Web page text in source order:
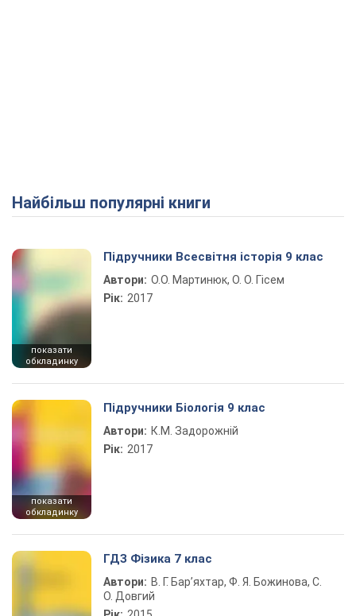
Найбільш популярні книги
показати
обкладинку
Підручники Всесвітня історія 9 клас
Автори: О.О. Мартинюк, О. О. Гісем
Рік: 2017
показати
обкладинку
Підручники Біологія 9 клас
Автори: К.М. Задорожній
Рік: 2017
ГДЗ Фізика 7 клас
Автори: В. Г. Бар’яхтар, Ф. Я. Божинова, С.
О. Довгий